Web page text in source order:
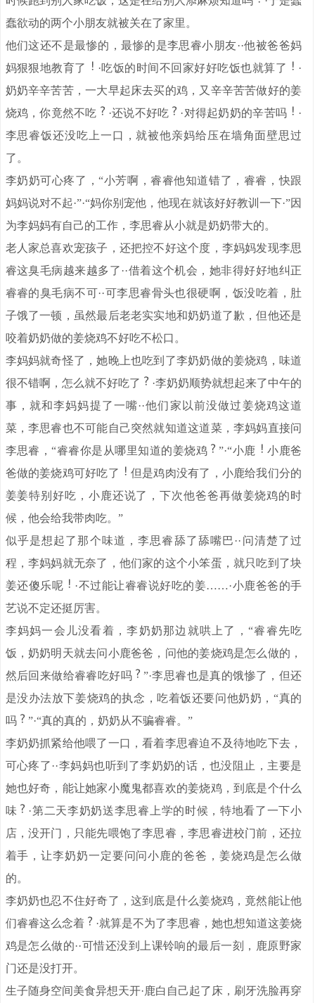
蠢欲动的两个小朋友就被关在了家里。
他们这还不是最惨的，最惨的是李思睿小朋友··他被爸爸妈
妈狠狠地教育了
·吃饭的时间不回家好好吃饭也就算了
·
奶奶辛辛苦苦，一大早起床去买的鸡，又辛辛苦苦做好的姜
烧鸡，你竟然不吃
·还说不好吃 ·对得起奶奶的辛苦吗
·
李思睿饭还没吃上一口，就被他亲妈给压在墙角面壁思过
了。
李奶奶可心疼了，“小芳啊，睿睿他知道错了，睿睿，快跟
妈妈说对不起·”·“妈你别宠他，他现在就该好好教训一下·”因
为李妈妈有自己的工作，李思睿从小就是奶奶带大的。
老人家总喜欢宠孩子，还把控不好这个度，李妈妈发现李思
睿这臭毛病越来越多了··借着这个机会，她非得好好地纠正
睿睿的臭毛病不可··可李思睿骨头也很硬啊，饭没吃着，肚
子饿了一顿，虽然最后老老实实地和奶奶道了歉，但他还是
咬着奶奶做的姜烧鸡不好吃不松口。
李妈妈就奇怪了，她晚上也吃到了李奶奶做的姜烧鸡，味道
很不错啊，怎么就不好吃了
·李奶奶顺势就想起来了中午的
事，就和李妈妈提了一嘴··他们家以前没做过姜烧鸡这道
菜，李思睿也不可能自己突然就知道这道菜，李妈妈直接问
李思睿，“睿睿你是从哪里知道的姜烧鸡
”·“小鹿
小鹿爸
爸做的姜烧鸡可好吃了
但是鸡肉没有了，小鹿给我们分的
姜姜特别好吃，小鹿还说了，下次他爸爸再做姜烧鸡的时
候，他会给我带肉吃。”
似乎是想起了那个味道，李思睿舔了舔嘴巴··问清楚了过
程，李妈妈就无奈了，他们家的这个小笨蛋，就只吃到了块
姜还傻乐呢
·不过能让睿睿说好吃的姜……·小鹿爸爸的手
艺说不定还挺厉害。
李妈妈一会儿没看着，李奶奶那边就哄上了，“睿睿先吃
饭，奶奶明天就去问小鹿爸爸，问他的姜烧鸡是怎么做的，
然后回来做给睿睿吃好吗
”·李思睿也是真的饿惨了，但还
是没办法放下姜烧鸡的执念，吃着饭还要问他奶奶，“真的
吗
”·“真的真的，奶奶从不骗睿睿。”
李奶奶抓紧给他喂了一口，看着李思睿迫不及待地吃下去，
可心疼了··李妈妈也听到了李奶奶的话，也没阻止，主要是
她也好奇，能让她家小魔鬼都喜欢的姜烧鸡，到底是个什么
味
·第二天李奶奶送李思睿上学的时候，特地看了一下小
店，没开门，只能先喂饱了李思睿，李思睿进校门前，还拉
着手，让李奶奶一定要问问小鹿的爸爸，姜烧鸡是怎么做
的。
李奶奶也忍不住好奇了，这到底是什么姜烧鸡，竟然能让他
们睿睿这么念着
·就算是不为了李思睿，她也想知道这姜烧
鸡是怎么做的··可惜还没到上课铃响的最后一刻，鹿原野家
门还是没打开。
生子随身空间美食异想天开·鹿白自己起了床，刷牙洗脸再穿